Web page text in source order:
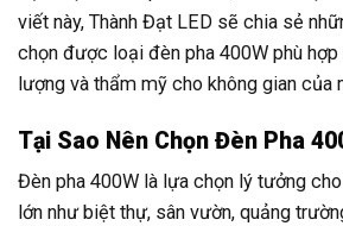
viết này, Thành Đạt LED sẽ chia sẻ
chọn được loại đèn pha 400W phù
lượng và thẩm mỹ cho không gian của
Tại Sao Nên Chọn Đèn Pha
Đèn pha 400W là lựa chọn lý tưởng
lớn như biệt thự, sân vườn, quảng